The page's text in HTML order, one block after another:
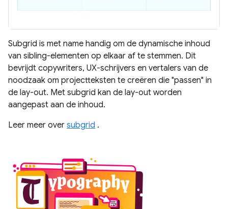
Subgrid is met name handig om de dynamische inhoud
van sibling-elementen op elkaar af te stemmen. Dit
bevrijdt copywriters, UX-schrijvers en vertalers van de
noodzaak om projectteksten te creëren die "passen" in
de lay-out. Met subgrid kan de lay-out worden
aangepast aan de inhoud.
Leer meer over subgrid .